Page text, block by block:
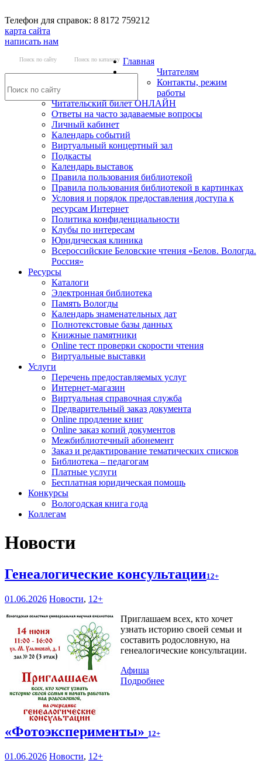
Телефон для справок: 8 8172 759212
карта сайта
написать нам
Поиск по сайту Поиск по каталогу Главная
Читателям
Контакты, режим
работы
Читательский билет ОНЛАЙН
Ответы на часто задаваемые вопросы
Личный кабинет
Календарь событий
Виртуальный концертный зал
Подкасты
Календарь выставок
Правила пользования библиотекой
Правила пользования библиотекой в картинках
Условия и порядок предоставления доступа к
ресурсам Интернет
Политика конфиденциальности
Клубы по интересам
Юридическая клиника
Всероссийские Беловские чтения «Белов. Вологда.
Россия»
Ресурсы
Каталоги
Электронная библиотека
Память Вологды
Календарь знаменательных дат
Полнотекстовые базы данных
Книжные памятники
Online тест проверки скорости чтения
Виртуальные выставки
Услуги
Перечень предоставляемых услуг
Интернет-магазин
Виртуальная справочная служба
Предварительный заказ документа
Online продление книг
Online заказ копий документов
Межбиблиотечный абонемент
Заказ и редактирование тематических списков
Библиотека – педагогам
Платные услуги
Бесплатная юридическая помощь
Конкурсы
Вологодская книга года
Коллегам
Новости
Генеалогические консультации12+
01.06.2026 Новости, 12+
Приглашаем всех, кто хочет
узнать историю своей семьи и
составить родословную, на
генеалогические консультации.
Афиша
Подробнее
«Фотоэксперименты» 12+
01.06.2026 Новости, 12+